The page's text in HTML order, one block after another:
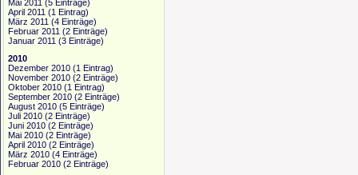
Mai 2011 (5 Einträge)
April 2011 (1 Eintrag)
März 2011 (4 Einträge)
Februar 2011 (2 Einträge)
Januar 2011 (3 Einträge)
2010
Dezember 2010 (1 Eintrag)
November 2010 (2 Einträge)
Oktober 2010 (1 Eintrag)
September 2010 (2 Einträge)
August 2010 (5 Einträge)
Juli 2010 (2 Einträge)
Juni 2010 (2 Einträge)
Mai 2010 (2 Einträge)
April 2010 (2 Einträge)
März 2010 (4 Einträge)
Februar 2010 (2 Einträge)